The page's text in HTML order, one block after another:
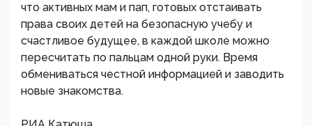
что активных мам и пап, готовых отстаивать
права своих детей на безопасную учебу и
счастливое будущее, в каждой школе можно
пересчитать по пальцам одной руки. Время
обмениваться честной информацией и заводить
новые знакомства.